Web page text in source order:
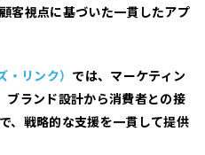
顧客視点に基づいた一貫したアプ
リンク） では、 マーケティン
ブランド設計から消費者との接
戦略的な支援を一貫して提供